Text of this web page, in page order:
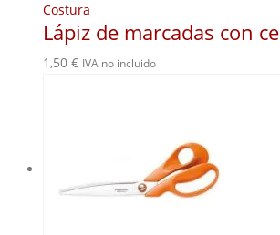
Costura
Lápiz de marcadas con
1,50 € IVA no incluido